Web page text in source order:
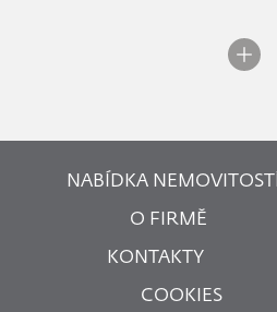
NABÍDKA NEMOVITOSTÍ
O FIRMĚ
KONTAKTY
COOKIES